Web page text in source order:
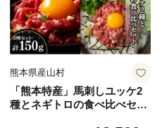
熊本県産山村
「熊本特産」馬刺しユッケ2
種とネギトロの食べ比べセッ